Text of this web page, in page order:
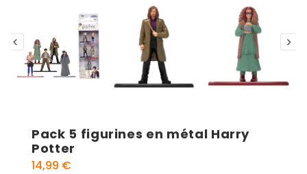
Pack 5 figurines en métal Harry
Potter
14,99 €